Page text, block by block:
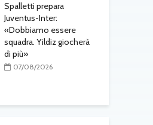
Spalletti prepara
Juventus-Inter:
«Dobbiamo essere
squadra. Yildiz giocherà
di più»
07/08/2026